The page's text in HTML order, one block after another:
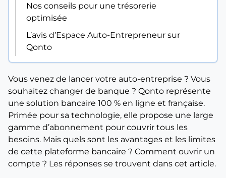
Nos conseils pour une trésorerie
optimisée
L’avis d’Espace Auto-Entrepreneur sur
Qonto
Vous venez de lancer votre auto-entreprise ? Vous
souhaitez changer de banque ? Qonto représente
une solution bancaire 100 % en ligne et française.
Primée pour sa technologie, elle propose une large
gamme d’abonnement pour couvrir tous les
besoins. Mais quels sont les avantages et les limites
de cette plateforme bancaire ? Comment ouvrir un
compte ? Les réponses se trouvent dans cet article.